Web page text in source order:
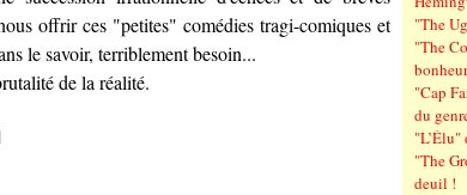
offrir ces "petites" comédies tragi-comiques et
le savoir, terriblement besoin...
de la réalité.
"The
"The
bonheur
"Cap
du
"L’Élu"
"The
deuil !